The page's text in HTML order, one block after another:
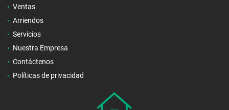
Ventas
Arriendos
Servicios
Nuestra Empresa
Contáctenos
Políticas de privacidad